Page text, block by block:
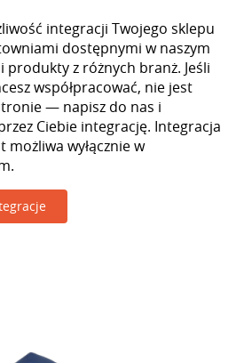
integracji Twojego sklepu
dostępnymi w naszym
z różnych branż. Jeśli
współpracować, nie jest
— napisz do nas i
Ciebie integrację. Integracja
wyłącznie w